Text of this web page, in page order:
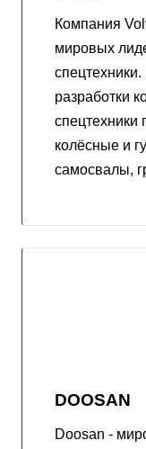
Компания
мировых
разработки
спецтехники
колёсные и
самосвалы,
DOOSAN
Doosan -